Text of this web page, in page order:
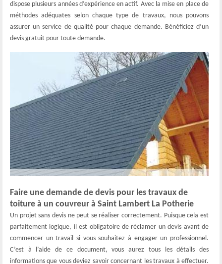
dispose plusieurs années d’expérience en actif. Avec la mise en place de
méthodes adéquates selon chaque type de travaux, nous pouvons
assurer un service de qualité pour chaque demande. Bénéficiez d’un
devis gratuit pour toute demande.
Faire une demande de devis pour les travaux de
toiture à un couvreur à Saint Lambert La Potherie
Un projet sans devis ne peut se réaliser correctement. Puisque cela est
parfaitement logique, il est obligatoire de réclamer un devis avant de
commencer un travail si vous souhaitez à engager un professionnel.
C’est à l’aide de ce document, vous aurez tous les détails des
informations que vous deviez savoir concernant les travaux à effectuer.